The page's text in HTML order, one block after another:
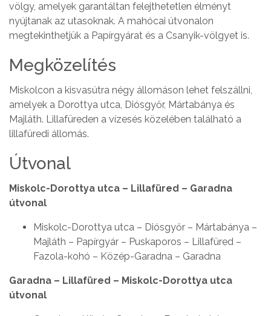
völgy, amelyek garantáltan felejthetetlen élményt
nyújtanak az utasoknak. A mahócai útvonalon
megtekinthetjük a Papírgyárat és a Csanyik-völgyet is.
Megközelítés
Miskolcon a kisvasútra négy állomáson lehet felszállni,
amelyek a Dorottya utca, Diósgyőr, Mártabánya és
Majláth. Lillafüreden a vízesés közelében található a
lillafüredi állomás.
Útvonal
Miskolc-Dorottya utca – Lillafüred – Garadna
útvonal
Miskolc-Dorottya utca – Diósgyőr – Mártabánya –
Majláth – Papírgyár – Puskaporos – Lillafüred –
Fazola-kohó – Közép-Garadna – Garadna
Garadna – Lillafüred – Miskolc-Dorottya utca
útvonal